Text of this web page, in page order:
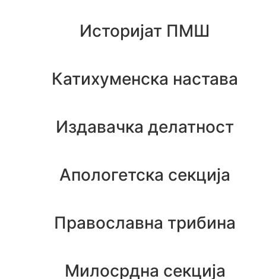
Историјат ПМШ
Катихуменска настава
Издавачка делатност
Апологетска секција
Православна трибина
Милосрдна секција